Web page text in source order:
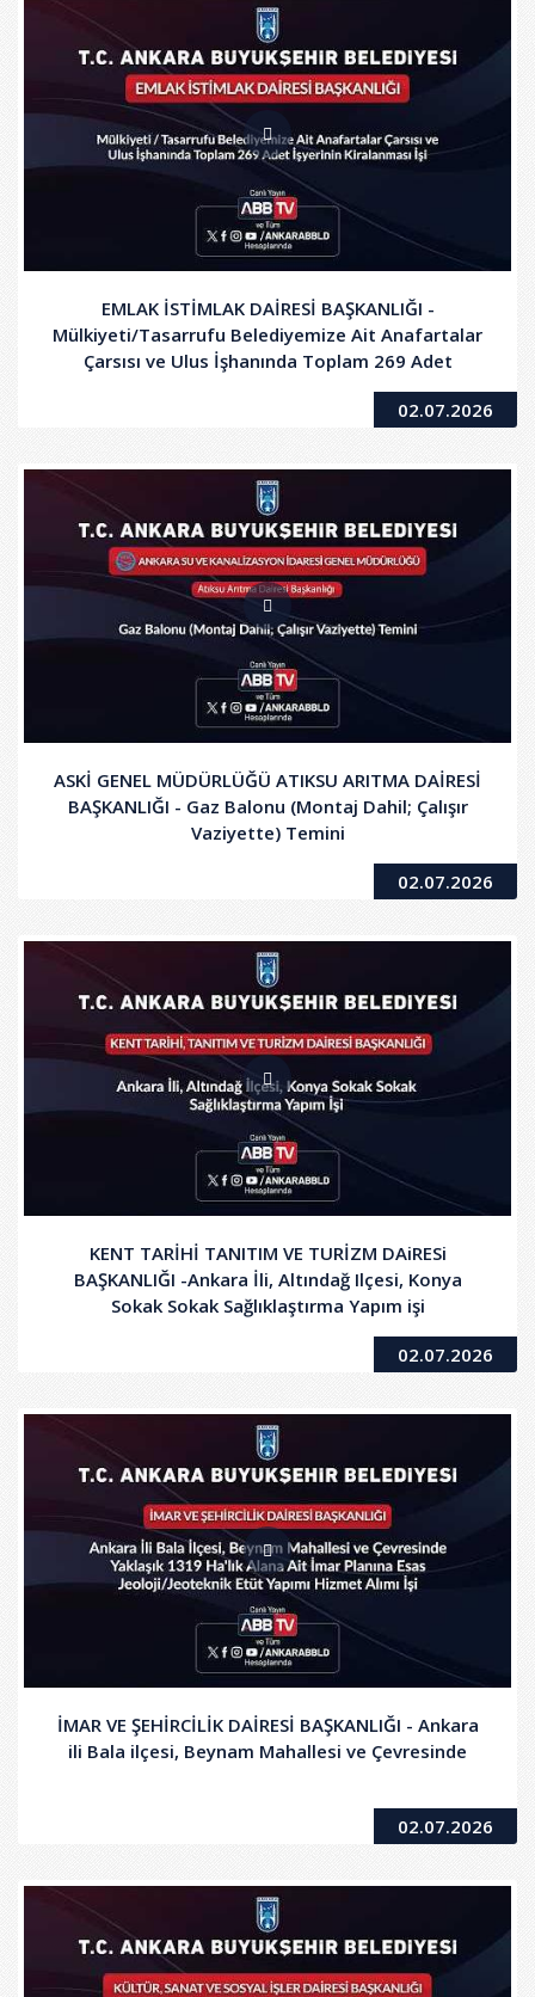
EMLAK İSTİMLAK DAİRESİ BAŞKANLIĞI -
Mülkiyeti/Tasarrufu Belediyemize Ait Anafartalar
Çarsısı ve Ulus İşhanında Toplam 269 Adet
02.07.2026
ASKİ GENEL MÜDÜRLÜĞÜ ATIKSU ARITMA DAİRESİ
BAŞKANLIĞI - Gaz Balonu (Montaj Dahil; Çalışır
Vaziyette) Temini
02.07.2026
KENT TARİHİ TANITIM VE TURİZM DAiRESi
BAŞKANLIĞI -Ankara İli, Altındağ Ilçesi, Konya
Sokak Sokak Sağlıklaştırma Yapım işi
02.07.2026
İMAR VE ŞEHİRCİLİK DAİRESİ BAŞKANLIĞI - Ankara
ili Bala ilçesi, Beynam Mahallesi ve Çevresinde
02.07.2026